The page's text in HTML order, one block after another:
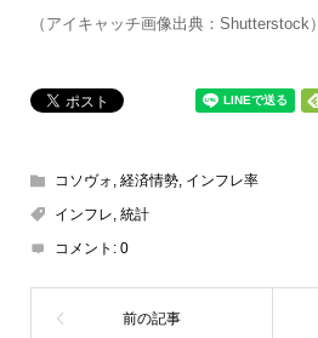
（アイキャッチ画像出典：Shutterstock）
コソヴォ 経済情勢, インフレ率
インフレ 統計
コメント: 0